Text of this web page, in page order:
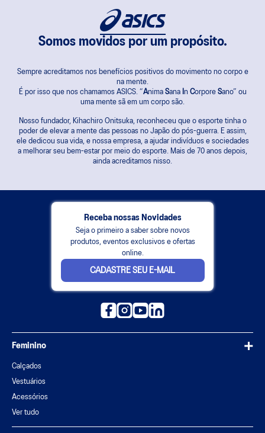
Somos movidos por um propósito.
Sempre acreditamos nos benefícios positivos do movimento no corpo e
na mente.
É por isso que nos chamamos ASICS. “Anima Sana n Corpore Sano” ou
uma mente sã em um corpo são.
Nosso fundador, Kihachiro Onitsuka, reconheceu que o esporte tinha o
poder de elevar a mente das pessoas no Japão do pós-guerra. E assim,
ele dedicou sua vida, e nossa empresa, a ajudar indivíduos e sociedades
a melhorar seu bem-estar por meio do esporte. Mais de 70 anos depois,
ainda acreditamos nisso.
Receba nossas Novidades
Seja o primeiro a saber sobre novos
produtos, eventos exclusivos e ofertas
online.
CADASTRE SEU E-MAIL
Feminino
Calçados
Vestuários
Acessórios
Ver tudo